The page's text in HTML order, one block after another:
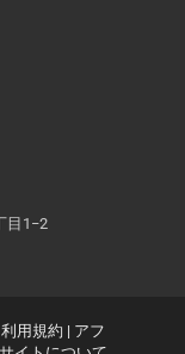
目1−2
利用規約 | アフ